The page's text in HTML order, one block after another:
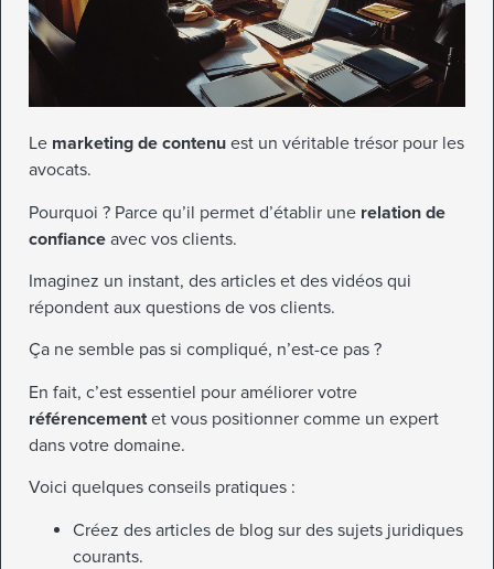
Le marketing de contenu est un véritable trésor pour les
avocats.
Pourquoi ? Parce qu’il permet d’établir une relation de
confiance avec vos clients.
Imaginez un instant, des articles et des vidéos qui
répondent aux questions de vos clients.
Ça ne semble pas si compliqué, n’est-ce pas ?
En fait, c’est essentiel pour améliorer votre
référencementet vous positionner comme un expert
dans votre domaine.
Voici quelques conseils pratiques :
Créez des articles de blog sur des sujets juridiques
courants.